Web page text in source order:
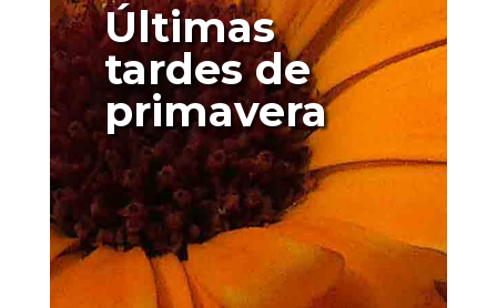
Últimas
tardes de
primavera